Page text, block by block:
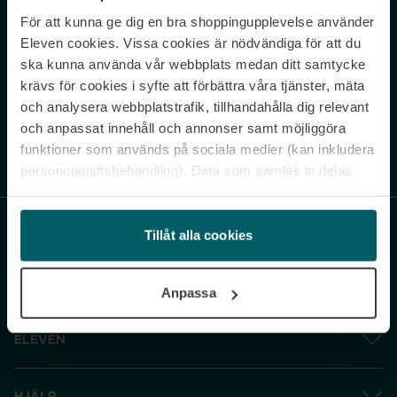
För att kunna ge dig en bra shoppingupplevelse använder
Eleven cookies. Vissa cookies är nödvändiga för att du
ska kunna använda vår webbplats medan ditt samtycke
krävs för cookies i syfte att förbättra våra tjänster, mäta
och analysera webbplatstrafik, tillhandahålla dig relevant
och anpassat innehåll och annonser samt möjliggöra
funktioner som används på sociala medier (kan inkludera
personuppgiftsbehandling). Data som samlas in delas
och gå vidare” accepterar du samtliga cookies medan du
under ”Inställningar” kan anpassa användningen av
cookies. Du kan återkalla ditt samtycke när som helst.
Tillåt alla cookies
Anpassa
Never miss a beat.
Sign up to our newsletter.
Genom att prenumerera accepterar du vår Integritetspolicy. Avprenumerera
ELEVEN